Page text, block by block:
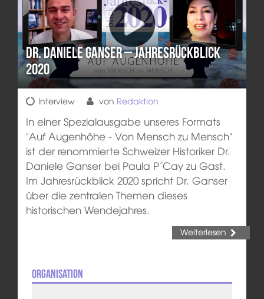
Dr. Daniele Ganser – Jahresrückblick
2020
Interview von Redaktion
In einer Spezialausgabe unseres Formats
"Auf Augenhöhe - Von Mensch zu Mensch"
ist der renommierte Schweizer Historiker Dr.
Daniele Ganser bei Paula P´Cay zu Gast.
Im Jahresrückblick 2020 spricht Dr. Ganser
über die zentralen Themen dieses
historischen Wendejahres.
Weiterlesen
Organisation